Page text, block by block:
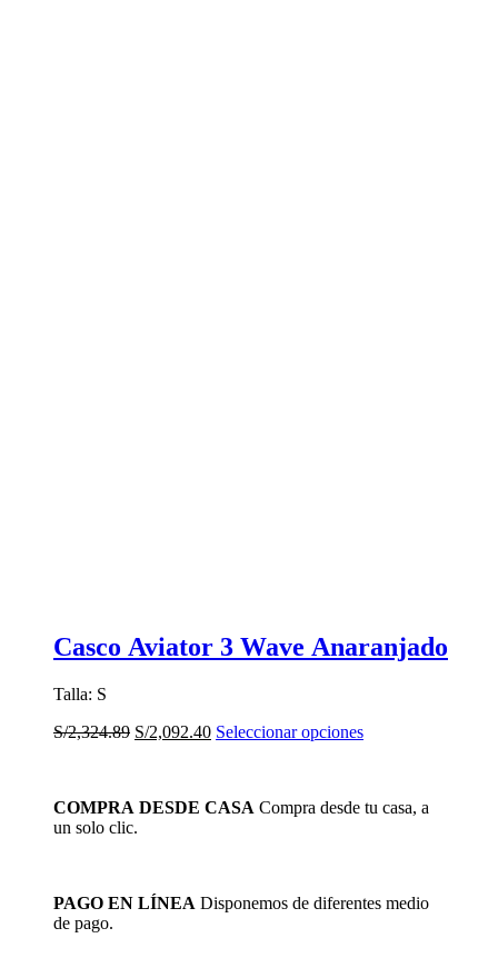
Casco Aviator 3 Wave Anaranjado
Talla: S
S/2,324.89 El
S/2,324.89.
S/2,092.40El
S/2,092.40.
Seleccionar opcionesEste
variantes.
elegir
COMPRA DESDE CASA Compra desde tu casa, a
un solo clic.
PAGO EN LÍNEA Disponemos de diferentes medio
de pago.